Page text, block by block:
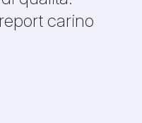
carino